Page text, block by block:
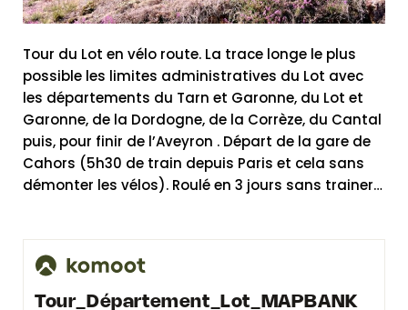
Tour du Lot en vélo route. La trace longe le plus
possible les limites administratives du Lot avec
les départements du Tarn et Garonne, du Lot et
Garonne, de la Dordogne, de la Corrèze, du Cantal
puis, pour finir de l’Aveyron . Départ de la gare de
Cahors (5h30 de train depuis Paris et cela sans
démonter les vélos). Roulé en 3 jours sans trainer…